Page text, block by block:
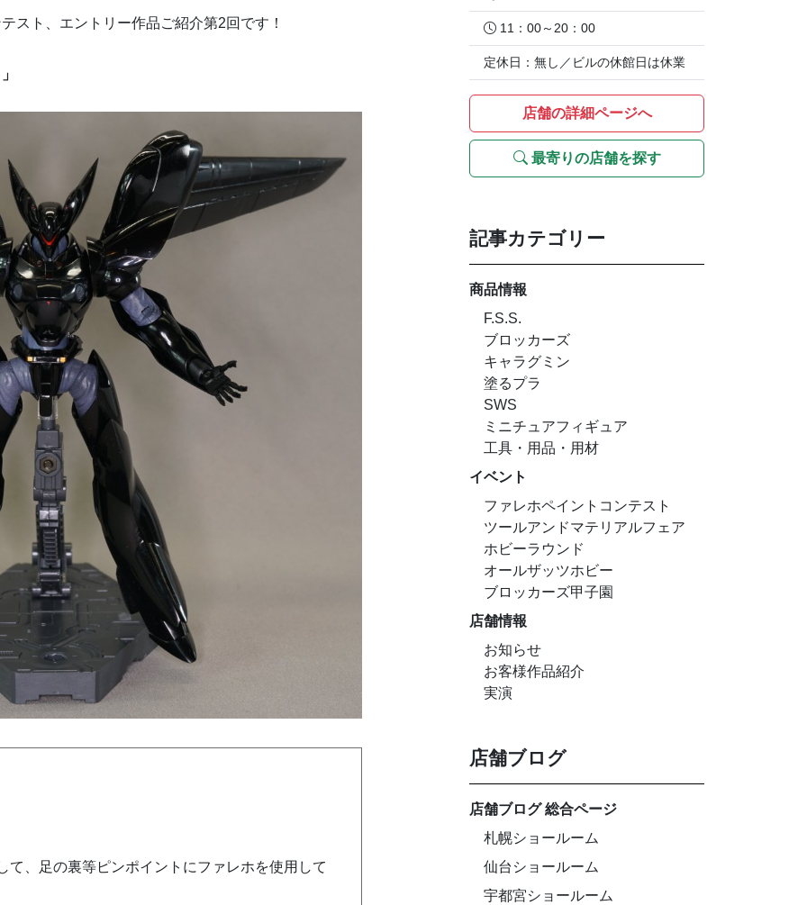
スト、エントリー作品ご紹介第2回です！
、足の裏等ピンポイントにファレホを使用して
11：00～20：00
定休日：無し／ビルの休館日は休業
店舗の詳細ページへ
最寄りの店舗を探す
記事カテゴリー
商品情報
F.S.S.
ブロッカーズ
キャラグミン
塗るプラ
SWS
ミニチュアフィギュア
工具・用品・用材
イベント
ファレホペイントコンテスト
ツールアンドマテリアルフェア
ホビーラウンド
オールザッツホビー
ブロッカーズ甲子園
店舗情報
お知らせ
お客様作品紹介
実演
店舗ブログ
店舗ブログ 総合ページ
札幌ショールーム
仙台ショールーム
宇都宮ショールーム